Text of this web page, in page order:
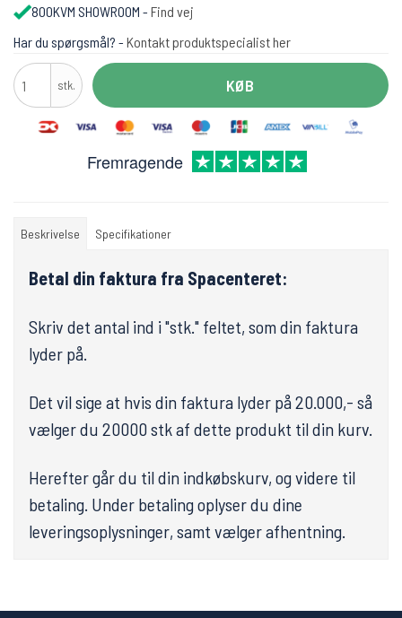
800KVM SHOWROOM - Find vej
Har du spørgsmål? - Kontakt produktspecialist her
stk. KØB
Fremragende
Beskrivelse Specifikationer
Betal din faktura fra Spacenteret:
Skriv det antal ind i "stk." feltet, som din faktura
lyder på.
Det vil sige at hvis din faktura lyder på 20.000,- så
vælger du 20000 stk af dette produkt til din kurv.
Herefter går du til din indkøbskurv, og videre til
betaling. Under betaling oplyser du dine
leveringsoplysninger, samt vælger afhentning.